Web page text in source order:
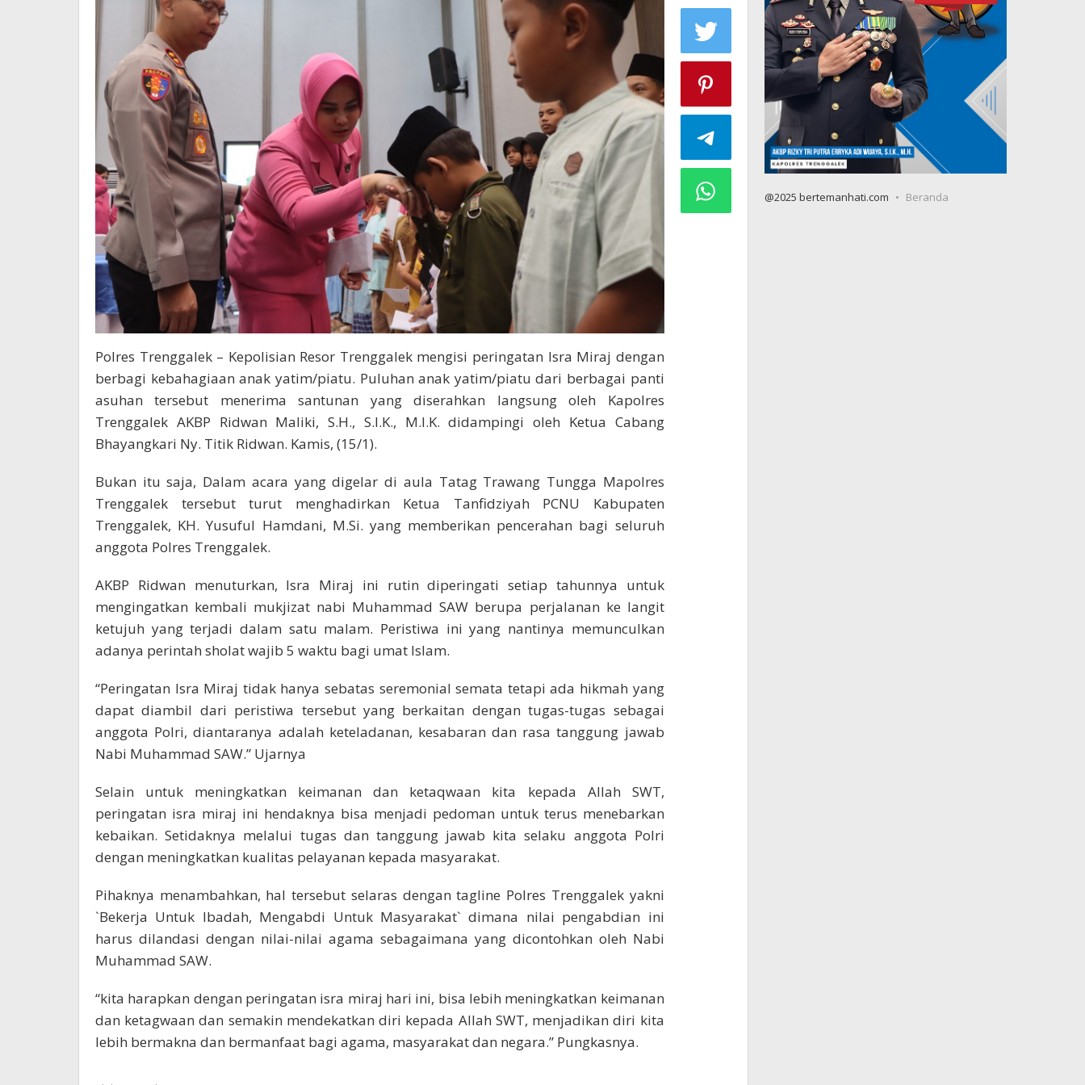
Polres Trenggalek – Kepolisian Resor Trenggalek mengisi peringatan Isra Miraj dengan
berbagi kebahagiaan anak yatim/piatu. Puluhan anak yatim/piatu dari berbagai panti
asuhan tersebut menerima santunan yang diserahkan langsung oleh Kapolres
Trenggalek AKBP Ridwan Maliki, S.H., S.I.K., M.I.K. didampingi oleh Ketua Cabang
Bhayangkari Ny. Titik Ridwan. Kamis, (15/1).
Bukan itu saja, Dalam acara yang digelar di aula Tatag Trawang Tungga Mapolres
Trenggalek tersebut turut menghadirkan Ketua Tanfidziyah PCNU Kabupaten
Trenggalek, KH. Yusuful Hamdani, M.Si. yang memberikan pencerahan bagi seluruh
anggota Polres Trenggalek.
AKBP Ridwan menuturkan, Isra Miraj ini rutin diperingati setiap tahunnya untuk
mengingatkan kembali mukjizat nabi Muhammad SAW berupa perjalanan ke langit
ketujuh yang terjadi dalam satu malam. Peristiwa ini yang nantinya memunculkan
adanya perintah sholat wajib 5 waktu bagi umat Islam.
“Peringatan Isra Miraj tidak hanya sebatas seremonial semata tetapi ada hikmah yang
dapat diambil dari peristiwa tersebut yang berkaitan dengan tugas-tugas sebagai
anggota Polri, diantaranya adalah keteladanan, kesabaran dan rasa tanggung jawab
Nabi Muhammad SAW.” Ujarnya
Selain untuk meningkatkan keimanan dan ketaqwaan kita kepada Allah SWT,
peringatan isra miraj ini hendaknya bisa menjadi pedoman untuk terus menebarkan
kebaikan. Setidaknya melalui tugas dan tanggung jawab kita selaku anggota Polri
dengan meningkatkan kualitas pelayanan kepada masyarakat.
Pihaknya menambahkan, hal tersebut selaras dengan tagline Polres Trenggalek yakni
`Bekerja Untuk Ibadah, Mengabdi Untuk Masyarakat` dimana nilai pengabdian ini
harus dilandasi dengan nilai-nilai agama sebagaimana yang dicontohkan oleh Nabi
Muhammad SAW.
“kita harapkan dengan peringatan isra miraj hari ini, bisa lebih meningkatkan keimanan
dan ketagwaan dan semakin mendekatkan diri kepada Allah SWT, menjadikan diri kita
lebih bermakna dan bermanfaat bagi agama, masyarakat dan negara.” Pungkasnya.
@2025 bertemanhati.com Beranda